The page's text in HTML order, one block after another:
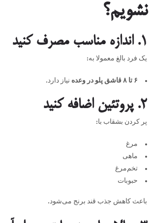
نشویم؟
۱. اندازه مناسب مصرف کنید
یک فرد بالغ معمولا به:
۶ تا ۸ قاشق پلو در وعده نیاز دارد.
2. پروتئین اضافه کنید
پر کردن بشقاب با:
مرغ
ماهی
تخم‌مرغ
حبوبات
باعث کاهش جذب قند برنج می‌شود.